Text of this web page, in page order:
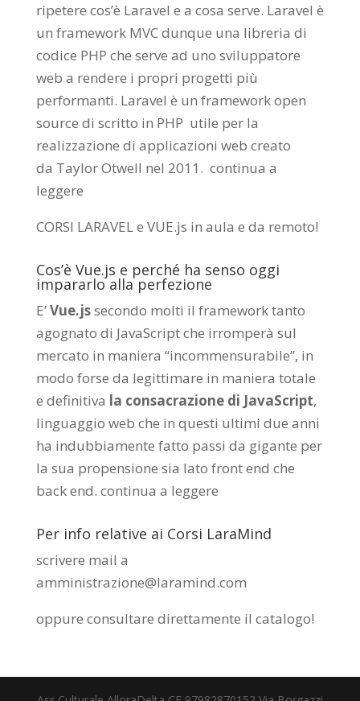
ripetere cos’è Laravel e a cosa serve. Laravel è
un framework MVC dunque una libreria di
codice PHP che serve ad uno sviluppatore
web a rendere i propri progetti più
performanti. Laravel è un framework open
source di scritto in PHP utile per la
realizzazione di applicazioni web creato
da Taylor Otwell nel 2011. continua a
leggere
CORSI LARAVEL e VUE.js in aula e da remoto!
Cos’è Vue.js e perché ha senso oggi
impararlo alla perfezione
E’Vue.jssecondo molti il framework tanto
agognato di JavaScript che irromperà sul
mercato in maniera “incommensurabile”, in
modo forse da legittimare in maniera totale
e definitiva la consacrazione di JavaScript,
linguaggio web che in questi ultimi due anni
ha indubbiamente fatto passi da gigante per
la sua propensione sia lato front end che
back end. continua a leggere
Per info relative ai Corsi LaraMind
scrivere mail a
amministrazione@laramind.com
oppure consultare direttamente il catalogo!